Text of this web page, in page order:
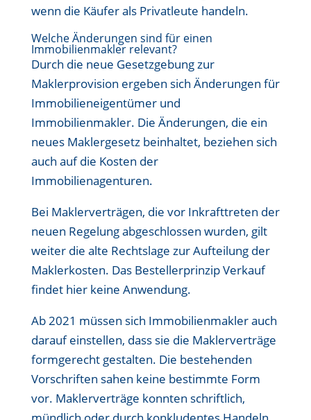
wenn die Käufer als Privatleute handeln.
Welche Änderungen sind für einen
Immobilienmakler relevant?
Durch die neue Gesetzgebung zur
Maklerprovision ergeben sich Änderungen für
Immobilieneigentümer und
Immobilienmakler. Die Änderungen, die ein
neues Maklergesetz beinhaltet, beziehen sich
auch auf die Kosten der
Immobilienagenturen.
Bei Maklerverträgen, die vor Inkrafttreten der
neuen Regelung abgeschlossen wurden, gilt
weiter die alte Rechtslage zur Aufteilung der
Maklerkosten. Das Bestellerprinzip Verkauf
findet hier keine Anwendung.
Ab 2021 müssen sich Immobilienmakler auch
darauf einstellen, dass sie die Maklerverträge
formgerecht gestalten. Die bestehenden
Vorschriften sahen keine bestimmte Form
vor. Maklerverträge konnten schriftlich,